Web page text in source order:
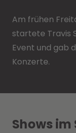
Am frühen
startete Travis
Event und gab
Konzerte.
Shows im